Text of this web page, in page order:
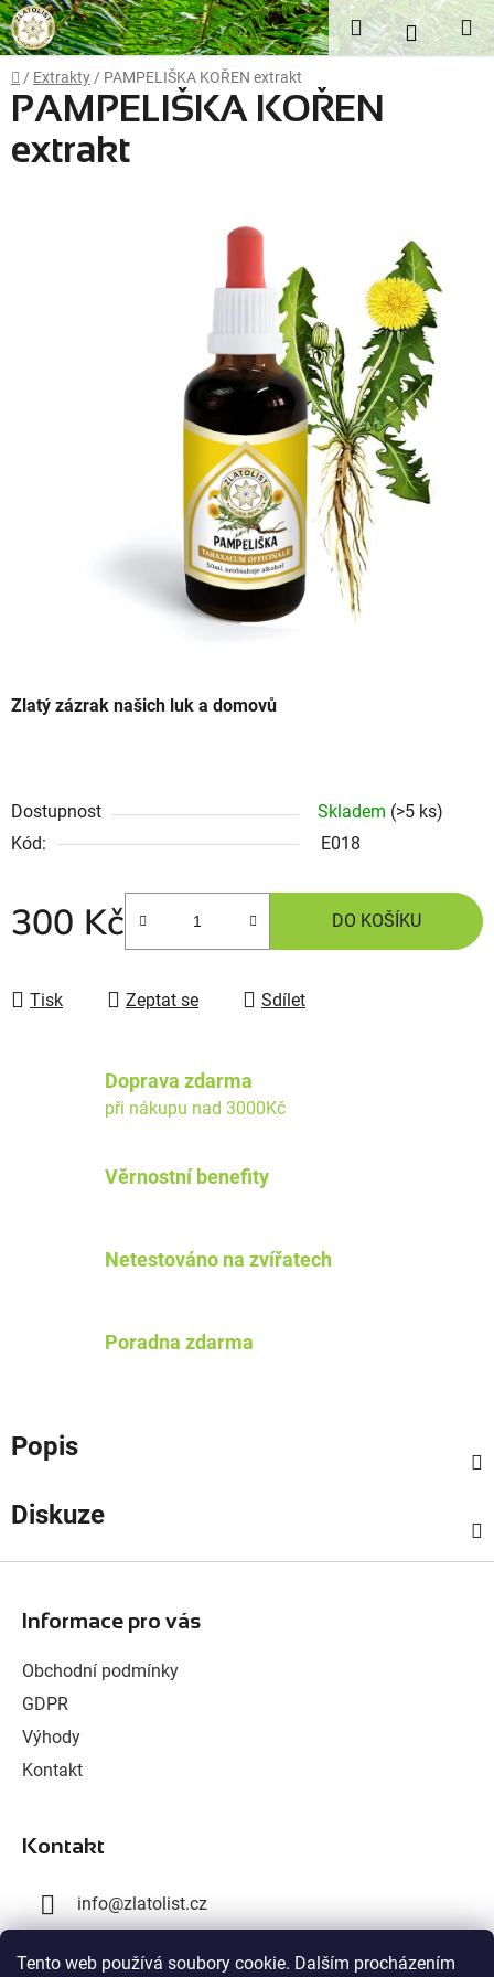
Tento web používá soubory cookie. Dalším procházením
Přejít
na
obsah
Hledat
Domů
/ Extrakty / PAMPELIŠKA KOŘEN extrakt
Zlatý zázrak našich luk a domovů
Dostupnost Skladem (>5 ks)
Kód:
E018
300 Kč DO KOŠÍKU
Tisk Zeptat se Sdílet
PAMPELIŠKA KOŘEN
extrakt
Doprava zdarma
při nákupu nad 3000Kč
Věrnostní benefity
Netestováno na zvířatech
Poradna zdarma
Popis
Diskuze
Informace pro vás
Obchodní podmínky
GDPR
Výhody
Kontakt
Kontakt
info@zlatolist.cz
+420 777 300 576